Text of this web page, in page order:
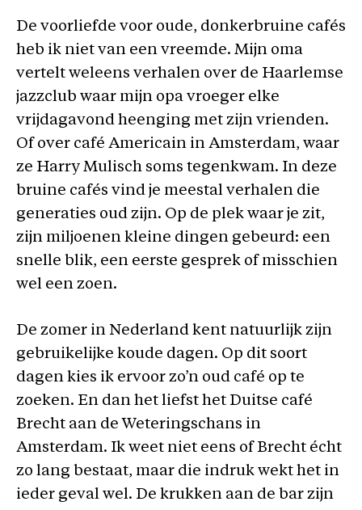
De voorliefde voor oude, donkerbruine cafés
heb ik niet van een vreemde. Mijn oma
vertelt weleens verhalen over de Haarlemse
jazzclub waar mijn opa vroeger elke
vrijdagavond heenging met zijn vrienden.
Of over café Americain in Amsterdam, waar
ze Harry Mulisch soms tegenkwam. In deze
bruine cafés vind je meestal verhalen die
generaties oud zijn. Op de plek waar je zit,
zijn miljoenen kleine dingen gebeurd: een
snelle blik, een eerste gesprek of misschien
wel een zoen.
De zomer in Nederland kent natuurlijk zijn
gebruikelijke koude dagen. Op dit soort
dagen kies ik ervoor zo’n oud café op te
zoeken. En dan het liefst het Duitse café
Brecht aan de Weteringschans in
Amsterdam. Ik weet niet eens of Brecht écht
zo lang bestaat, maar die indruk wekt het in
ieder geval wel. De krukken aan de bar zijn